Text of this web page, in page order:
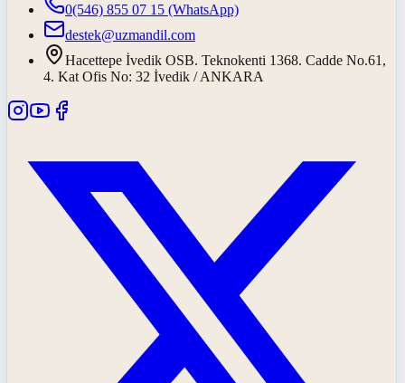
0(546) 855 07 15 (WhatsApp)
destek@uzmandil.com
Hacettepe İvedik OSB. Teknokenti 1368. Cadde No.61,
4. Kat Ofis No: 32 İvedik / ANKARA